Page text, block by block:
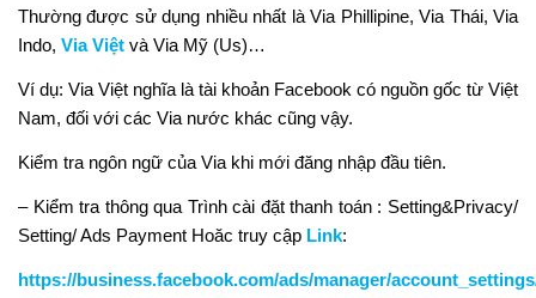
Thường được sử dụng nhiều nhất là Via Phillipine, Via Thái, Via
Indo, Via Việt và Via Mỹ (Us)…
Ví dụ: Via Việt nghĩa là tài khoản Facebook có nguồn gốc từ Việt
Nam, đối với các Via nước khác cũng vậy.
Kiểm tra ngôn ngữ của Via khi mới đăng nhập đầu tiên.
– Kiểm tra thông qua Trình cài đặt thanh toán : Setting&Privacy/
Setting/ Ads Payment Hoăc truy cập Link:
https://business.facebook.com/ads/manager/